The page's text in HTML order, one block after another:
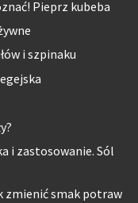
Pieprz kubeba
i szpinaku
i zastosowanie. Sól
zmienić smak potraw